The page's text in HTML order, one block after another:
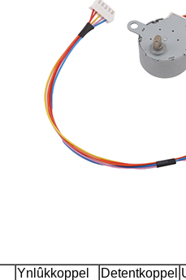
Ynlûkkoppel Detentkoppel